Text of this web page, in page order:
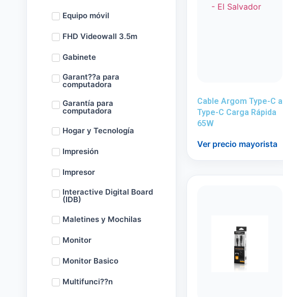
Equipo móvil
FHD Videowall 3.5m
Gabinete
Garant??a para
computadora
Garantía para
computadora
Hogar y Tecnología
Impresión
Impresor
Interactive Digital Board
(IDB)
Maletines y Mochilas
Monitor
Monitor Basico
Multifunci??n
Cable Argom Type-C a
Type-C Carga Rápida
65W
Ver precio mayorista